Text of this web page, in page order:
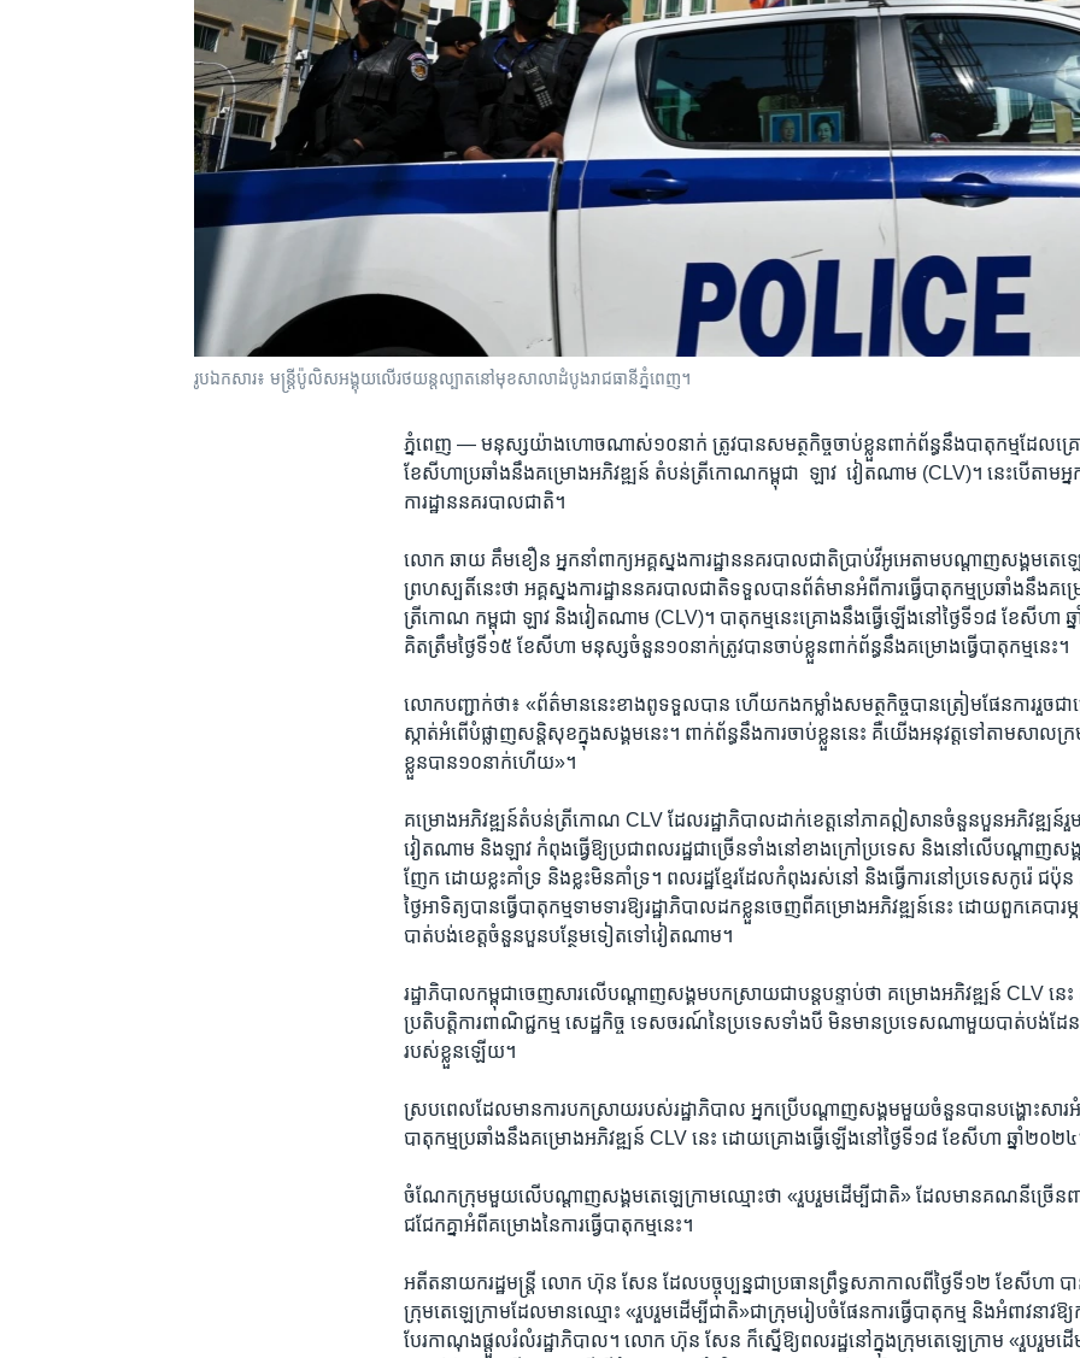
រូបឯកសារ៖ មន្ត្រី​ប៉ូលិស​អង្គុយ​លើ​រថយន្ត​ល្បាត​នៅ​មុខ​សាលា​ដំបូង​រាជធានី​ភ្នំពេញ។
ភ្នំពេញ —មនុស្ស​យ៉ាង​ហោច​ណាស់១០​នាក់​ ត្រូវ​បាន​សមត្ថកិច្ច​ចាប់​ខ្លួន​ពាក់ព័ន្ធ​នឹង​បាតុកម្ម​ដែល​គ្រោ
ខែ​សីហា​ប្រឆាំង​នឹង​គម្រោង​អភិវឌ្ឍន៍​ តំបន់​ត្រីកោណ​កម្ពុជា ​ ឡាវ ​ វៀតណាម ​(CLV)។​ នេះ​បើ​តាម​អ្នក​
ការដ្ឋាន​នគរបាល​ជាតិ។​
លោក​ ឆាយ គឹមខឿន ​អ្នក​នាំ​ពាក្យ​អគ្គ​ស្នងការដ្ឋាន​នគរបាល​ជាតិ​ប្រាប់​វីអូអេ​តាម​បណ្តាញ​សង្គម​តេឡេ
ព្រហស្បតិ៍​នេះ​ថា ​អគ្គ​ស្នងការដ្ឋាន​នគរបាល​ជាតិ​ទទួល​បាន​ព័ត៌មាន​អំពី​ការ​ធ្វើ​បាតុកម្ម​ប្រឆាំង​នឹង​គ
ត្រីកោណ​ កម្ពុជា ឡាវ និង​វៀតណាម​ (CLV)។ បាតុកម្ម​នេះ​គ្រោង​នឹង​ធ្វើ​ឡើង​នៅ​ថ្ងៃទី​១៨ ​ខែ​សីហា
​គិត​ត្រឹម​ថ្ងៃទី​១៥​ ខែ​សីហា​ មនុស្ស​ចំនួន​១០​នាក់​ត្រូវ​បាន​ចាប់​ខ្លួន​ពាក់ព័ន្ធ​នឹង​គម្រោង​ធ្វើ​បាតុកម្ម​នេះ។​
លោក​បញ្ជាក់​ថា៖​ «ព័ត៌មាន​នេះ​ខាង​ពូ​ទទួល​បាន​ ហើយ​កង​កម្លាំង​សមត្ថ​កិច្ច​បាន​ត្រៀម​ផែនការ​រួច​ជ
ស្កាត់​អំពើ​បំផ្លាញ​សន្តិសុខ​ក្នុង​សង្គម​នេះ។ ​ពាក់ព័ន្ធ​នឹង​ការ​ចាប់​ខ្លួន​នេះ​ គឺ​យើង​អនុវត្ត​ទៅ​តាម​សាលក្
ខ្លួន​បាន​១០​នាក់​ហើយ»។​
គម្រោង​អភិវឌ្ឍន៍​តំបន់​ត្រីកោណ ​CLV ​ដែល​រដ្ឋាភិបាល​ដាក់​ខេត្ត​នៅ​ភាគ​ឦសាន​ចំនួន​បួន​អភិវឌ្ឍន៍​រួ
វៀតណាម ​និង​ឡាវ ​កំពុង​ធ្វើ​ឱ្យ​ប្រជា​ពលរដ្ឋ​ជា​ច្រើន​ទាំង​នៅ​ខាង​ក្រៅ​ប្រទេស​ និង​នៅ​លើ​បណ្តាញ​សង្គ
ញែក​ ដោយ​ខ្លះ​គាំទ្រ ​និង​ខ្លះ​មិន​គាំទ្រ។ ​ពលរដ្ឋ​ខ្មែរ​ដែល​កំពុង​រស់​នៅ ​និង​ធ្វើការ​នៅ​ប្រទេស​កូរ៉េ ​ជប៉ុ
ថ្ងៃ​អាទិត្យ​បាន​ធ្វើ​បាតុកម្ម​ទាមទារ​ឱ្យ​រដ្ឋាភិបាល​ដក​ខ្លួន​ចេញ​ពី​គម្រោង​អភិវឌ្ឍន៍​នេះ ​ដោយ​ពួកគេ​បារម្
បាត់បង់​ខេត្ត​ចំនួន​បួន​បន្ថែម​ទៀត​ទៅ​វៀតណាម។​
រដ្ឋាភិបាល​កម្ពុជា​ចេញ​សារ​លើ​បណ្តាញ​សង្គម​បកស្រាយ​ជា​បន្ត​បន្ទាប់​ថា ​គម្រោង​អភិវឌ្ឍន៍​ CLV ​នេ
ប្រតិបត្តិ​ការ​ពាណិជ្ជ​កម្ម ​សេដ្ឋកិច្ច​ ទេសចរណ៍​នៃ​ប្រទេស​ទាំង​បី ​មិន​មាន​ប្រទេស​ណា​មួយ​បាត់បង់​ដែ
របស់​ខ្លួន​ឡើយ។​
ស្រប​ពេល​ដែល​មាន​ការ​បកស្រាយ​របស់​រដ្ឋាភិបាល​ អ្នកប្រើ​បណ្តាញ​សង្គម​មួយ​ចំនួន​បាន​បង្ហោះ​សារ​អំពី​
បាតុកម្ម​ប្រឆាំង​នឹង​គម្រោង​អភិវឌ្ឍន៍​ CLV ​នេះ ​ដោយ​គ្រោង​ធ្វើ​ឡើង​នៅ​ថ្ងៃ​ទី​១៨ ​ខែ​សីហា ​ឆ្នាំ​២០២
ចំណែក​ក្រុម​មួយ​លើ​បណ្តាញ​សង្គម​តេឡេក្រាម​ឈ្មោះ​ថា​ «រួបរួម​ដើម្បី​ជាតិ»​ ដែល​មាន​គណនី​ច្រើន​ពា
ជជែក​គ្នា​អំពី​គម្រោង​នៃ​ការ​ធ្វើ​បាតុកម្ម​នេះ។
អតីត​នាយក​រដ្ឋមន្រ្តី ​លោក​ ហ៊ុន សែន​ ដែល​បច្ចុប្បន្ន​ជា​ប្រធាន​ព្រឹទ្ធ​សភា​កាលពី​ថ្ងៃ​ទី១២ ​ខែ​សីហា​ ប
ក្រុម​តេឡេក្រាម​ដែល​មាន​ឈ្មោះ ​«រួបរួម​ដើម្បី​ជាតិ»​ជា​ក្រុម​រៀបចំ​ផែនការ​ធ្វើ​បាតុកម្ម​ និង​អំពាវនាវ​ឱ្យ​
បែរ​កាណុង​ផ្តួល​រំលំ​រដ្ឋាភិបាល។​ លោក​ ហ៊ុន សែន​ ក៏​ស្នើ​ឱ្យ​ពលរដ្ឋ​នៅ​ក្នុង​ក្រុម​តេឡេក្រាម​ «រួបរួម​ដើ